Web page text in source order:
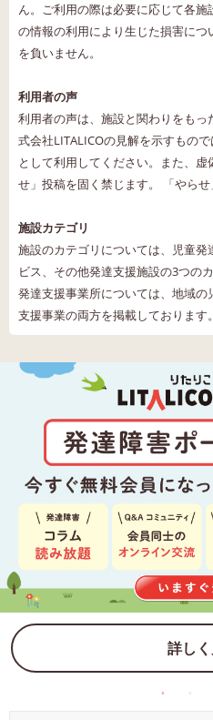
ん。ご利用の際は必要に応じて各
の情報の利用により生じた損害に
を負いません。
利用者の声
利用者の声は、施設と関わりをも
式会社LITALICOの見解を示すもの
として利用してください。また、
せ」投稿を固く禁じます。 「やらせ
施設カテゴリ
施設のカテゴリについては、児童
ビス、その他発達支援施設の3つの
発達支援事業所については、地域
支援事業の両方を掲載しております。
詳し